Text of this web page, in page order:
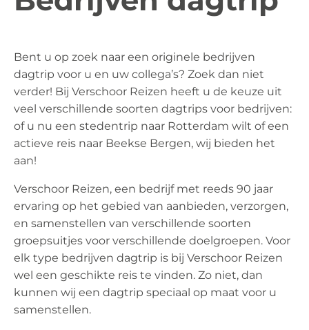
Bent u op zoek naar een originele bedrijven
dagtrip voor u en uw collega’s? Zoek dan niet
verder! Bij Verschoor Reizen heeft u de keuze uit
veel verschillende soorten dagtrips voor bedrijven:
of u nu een stedentrip naar Rotterdam wilt of een
actieve reis naar Beekse Bergen, wij bieden het
aan!
Verschoor Reizen, een bedrijf met reeds 90 jaar
ervaring op het gebied van aanbieden, verzorgen,
en samenstellen van verschillende soorten
groepsuitjes voor verschillende doelgroepen. Voor
elk type bedrijven dagtrip is bij Verschoor Reizen
wel een geschikte reis te vinden. Zo niet, dan
kunnen wij een dagtrip speciaal op maat voor u
samenstellen.